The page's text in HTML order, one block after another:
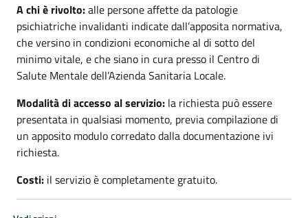
A chi è rivolto:alle persone affette da patologie
psichiatriche invalidanti indicate dall’apposita normativa,
che versino in condizioni economiche al di sotto del
minimo vitale, e che siano in cura presso il Centro di
Salute Mentale dell’Azienda Sanitaria Locale.
Modalità di accesso al servizio: la richiesta può essere
presentata in qualsiasi momento, previa compilazione di
un apposito modulo corredato dalla documentazione ivi
richiesta.
Costi: il servizio è completamente gratuito.